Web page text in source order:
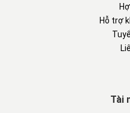
Hỗ trợ
Tài